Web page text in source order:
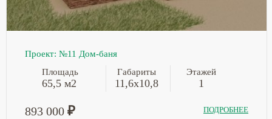
Проект: №11 Дом-баня
Площадь
65,5 м2
Габариты
11,6х10,8
Этажей
1
893 000 ₽ ПОДРОБНЕЕ